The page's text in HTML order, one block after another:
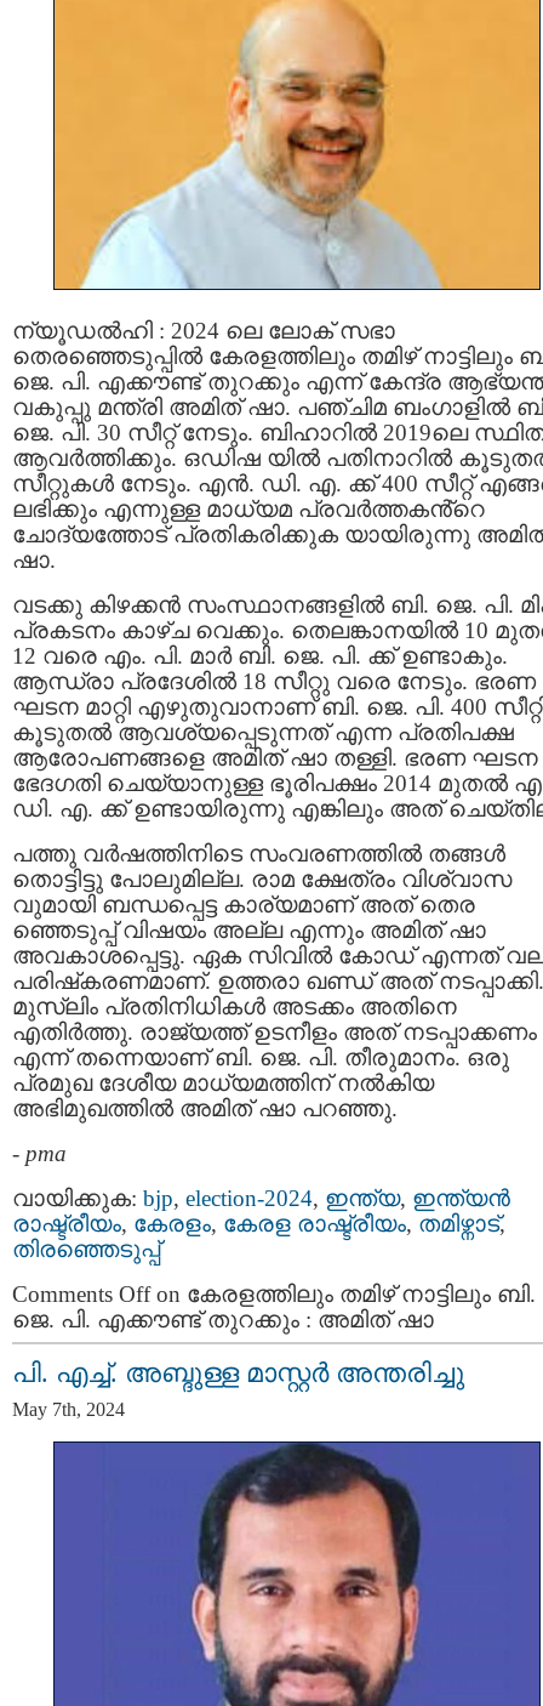
ന്യൂഡല്‍ഹി : 2024 ലെ ലോക് സഭാ
തെരഞ്ഞെടുപ്പില്‍ കേരളത്തിലും തമിഴ്‌ നാട്ടിലും
ജെ. പി. എക്കൗണ്ട് തുറക്കും എന്ന് കേന്ദ്ര
വകുപ്പു മന്ത്രി അമിത് ഷാ. പഞ്ചിമ ബംഗാളില്‍
ജെ. പി. 30 സീറ്റ് നേടും. ബിഹാറില്‍ 2019ലെ
ആവര്‍ത്തിക്കും. ഒഡിഷ യില്‍ പതിനാറിൽ
സീറ്റുകള്‍ നേടും. എന്‍. ഡി. എ. ക്ക്‌ 400 സീറ്റ്
ലഭിക്കും എന്നുള്ള മാധ്യമ പ്രവർത്തകൻ്റെ
ചോദ്യത്തോട് പ്രതികരിക്കുക യായിരുന്നു
ഷാ.
വടക്കു കിഴക്കന്‍ സംസ്ഥാനങ്ങളില്‍ ബി. ജെ. പി.
പ്രകടനം കാഴ്ച വെക്കും. തെലങ്കാനയില്‍ 10
12 വരെ എം. പി. മാര്‍ ബി. ജെ. പി. ക്ക് ഉണ്ടാകും.
ആന്ധ്രാ പ്രദേശില്‍ 18 സീറ്റു വരെ നേടും. ഭരണ
ഘടന മാറ്റി എഴുതുവാനാണ് ബി. ജെ. പി. 400
കൂടുതല്‍ ആവശ്യപ്പെടുന്നത് എന്ന പ്രതിപക്ഷ
ആരോപണങ്ങളെ അമിത് ഷാ തള്ളി. ഭരണ ഘടന
ഭേദഗതി ചെയ്യാനുള്ള ഭൂരിപക്ഷം 2014 മുതല്‍
ഡി. എ. ക്ക്‌ ഉണ്ടായിരുന്നു എങ്കിലും അത്
പത്തു വര്‍ഷത്തിനിടെ സംവരണത്തില്‍ തങ്ങള്‍
തൊട്ടിട്ടു പോലുമില്ല. രാമ ക്ഷേത്രം വിശ്വാസ
വുമായി ബന്ധപ്പെട്ട കാര്യമാണ് അത് തെര
ഞ്ഞെടുപ്പ് വിഷയം അല്ല എന്നും അമിത് ഷാ
അവകാശപ്പെട്ടു. ഏക സിവില്‍ കോഡ് എന്നത്
പരിഷ്‌കരണമാണ്. ഉത്തരാ ഖണ്ഡ് അത് നടപ്പാക്കി.
മുസ്ലിം പ്രതിനിധികള്‍ അടക്കം അതിനെ
എതിര്‍ത്തു. രാജ്യത്ത് ഉടനീളം അത് നടപ്പാക്കണം
എന്ന് തന്നെയാണ് ബി. ജെ. പി. തീരുമാനം. ഒരു
പ്രമുഖ ദേശീയ മാധ്യമത്തിന് നല്‍കിയ
അഭിമുഖത്തില്‍ അമിത് ഷാ പറഞ്ഞു.
- pma
വായിക്കുക: bjp, election-2024, ഇന്ത്യ, ഇന്ത്യന്‍
രാഷ്ട്രീയം, കേരളം, കേരള രാഷ്ട്രീയം, തമിഴ്നാട്,
തിരഞ്ഞെടുപ്പ്
Comments Offon കേരളത്തിലും തമിഴ്‌ നാട്ടിലും ബി.
ജെ. പി. എക്കൗണ്ട് തുറക്കും : അമിത് ഷാ
പി. എച്ച്. അബ്ദുള്ള മാസ്റ്റർ അന്തരിച്ചു
May 7th, 2024